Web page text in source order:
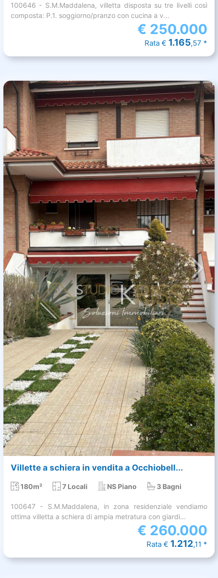
100646 - S.M.Maddalena, villetta disposta su tre livelli così
composta: P.1. soggiorno/pranzo con cucina a v...
€ 250.000
Rata € 1.165,57 *
Villette a schiera in vendita a Occhiobell...
180m² 7 Locali NS Piano 3 Bagni
100647 - S.M.Maddalena, in zona residenziale vendiamo
ottima villetta a schiera di ampia metratura con giardi...
€ 260.000
Rata € 1.212,11 *